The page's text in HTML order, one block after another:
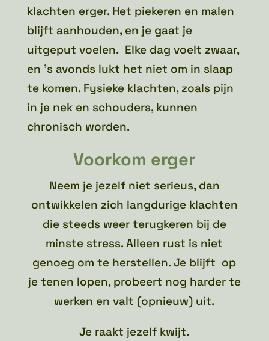
klachten erger. Het piekeren en malen
blijft aanhouden, en je gaat je
uitgeput voelen. Elke dag voelt zwaar,
en ’s avonds lukt het niet om in slaap
te komen. Fysieke klachten, zoals pijn
in je nek en schouders, kunnen
chronisch worden.
Voorkom erger
Neem je jezelf niet serieus, dan
ontwikkelen zich langdurige klachten
die steeds weer terugkeren bij de
minste stress. Alleen rust is niet
genoeg om te herstellen. Je blijft op
je tenen lopen, probeert nog harder te
werken en valt (opnieuw) uit.
Je raakt jezelf kwijt.